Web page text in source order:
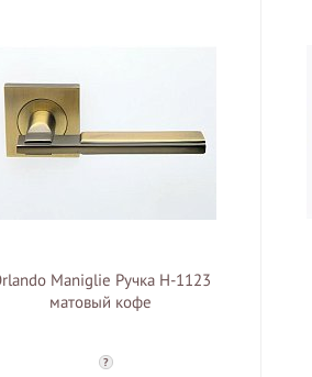
Maniglie Ручка H-1123
матовый кофе
?